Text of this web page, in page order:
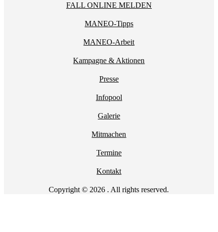
FALL ONLINE MELDEN
MANEO-Tipps
MANEO-Arbeit
Kampagne & Aktionen
Presse
Infopool
Galerie
Mitmachen
Termine
Kontakt
Copyright © 2026 . All rights reserved.